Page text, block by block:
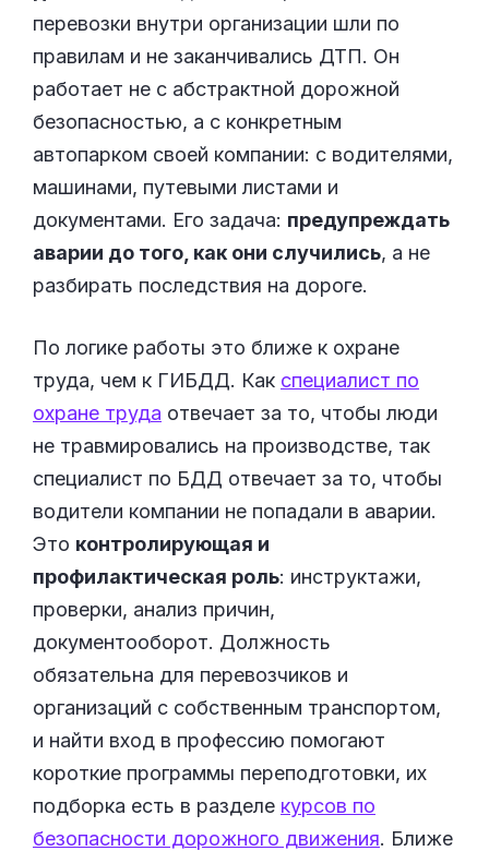
перевозки внутри организации шли по
правилам и не заканчивались ДТП. Он
работает не с абстрактной дорожной
безопасностью, а с конкретным
автопарком своей компании: с водителями,
машинами, путевыми листами и
документами. Его задача: предупреждать
аварии до того, как они случились, а не
разбирать последствия на дороге.
По логике работы это ближе к охране
труда, чем к ГИБДД. Как специалист по
охране труда отвечает за то, чтобы люди
не травмировались на производстве, так
специалист по БДД отвечает за то, чтобы
водители компании не попадали в аварии.
Это контролирующая и
профилактическая роль: инструктажи,
проверки, анализ причин,
документооборот. Должность
обязательна для перевозчиков и
организаций с собственным транспортом,
и найти вход в профессию помогают
короткие программы переподготовки, их
подборка есть в разделе курсов по
безопасности дорожного движения. Ближе